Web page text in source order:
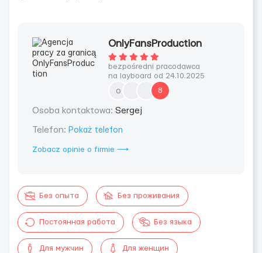
OnlyFansProduction
bezpośredni pracodawca
na layboard od 24.10.2025
o 8
Osoba kontaktowa: Sergej
Telefon: Pokaż telefon
Zobacz opinie o firmie ⟶
Без опыта Без проживания
Постоянная работа Без языка
Для мужчин Для женщин